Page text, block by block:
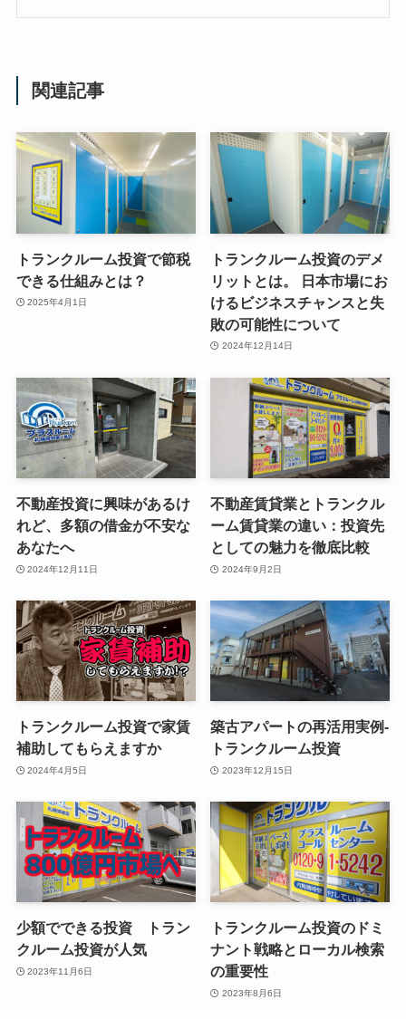
関連記事
トランクルーム投資で節税
できる仕組みとは？
2025年4月1日
トランクルーム投資のデメ
リットとは。 日本市場にお
けるビジネスチャンスと失
敗の可能性について
2024年12月14日
不動産投資に興味があるけ
れど、多額の借金が不安な
あなたへ
2024年12月11日
不動産賃貸業とトランクル
ーム賃貸業の違い：投資先
としての魅力を徹底比較
2024年9月2日
トランクルーム投資で家賃
補助してもらえますか
2024年4月5日
築古アパートの再活用実例-
トランクルーム投資
2023年12月15日
少額でできる投資 トラン
クルーム投資が人気
2023年11月6日
トランクルーム投資のドミ
ナント戦略とローカル検索
の重要性
2023年8月6日